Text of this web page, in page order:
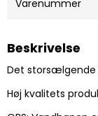
Varenummer
Beskrivelse
Det storsælgende
Høj kvalitets